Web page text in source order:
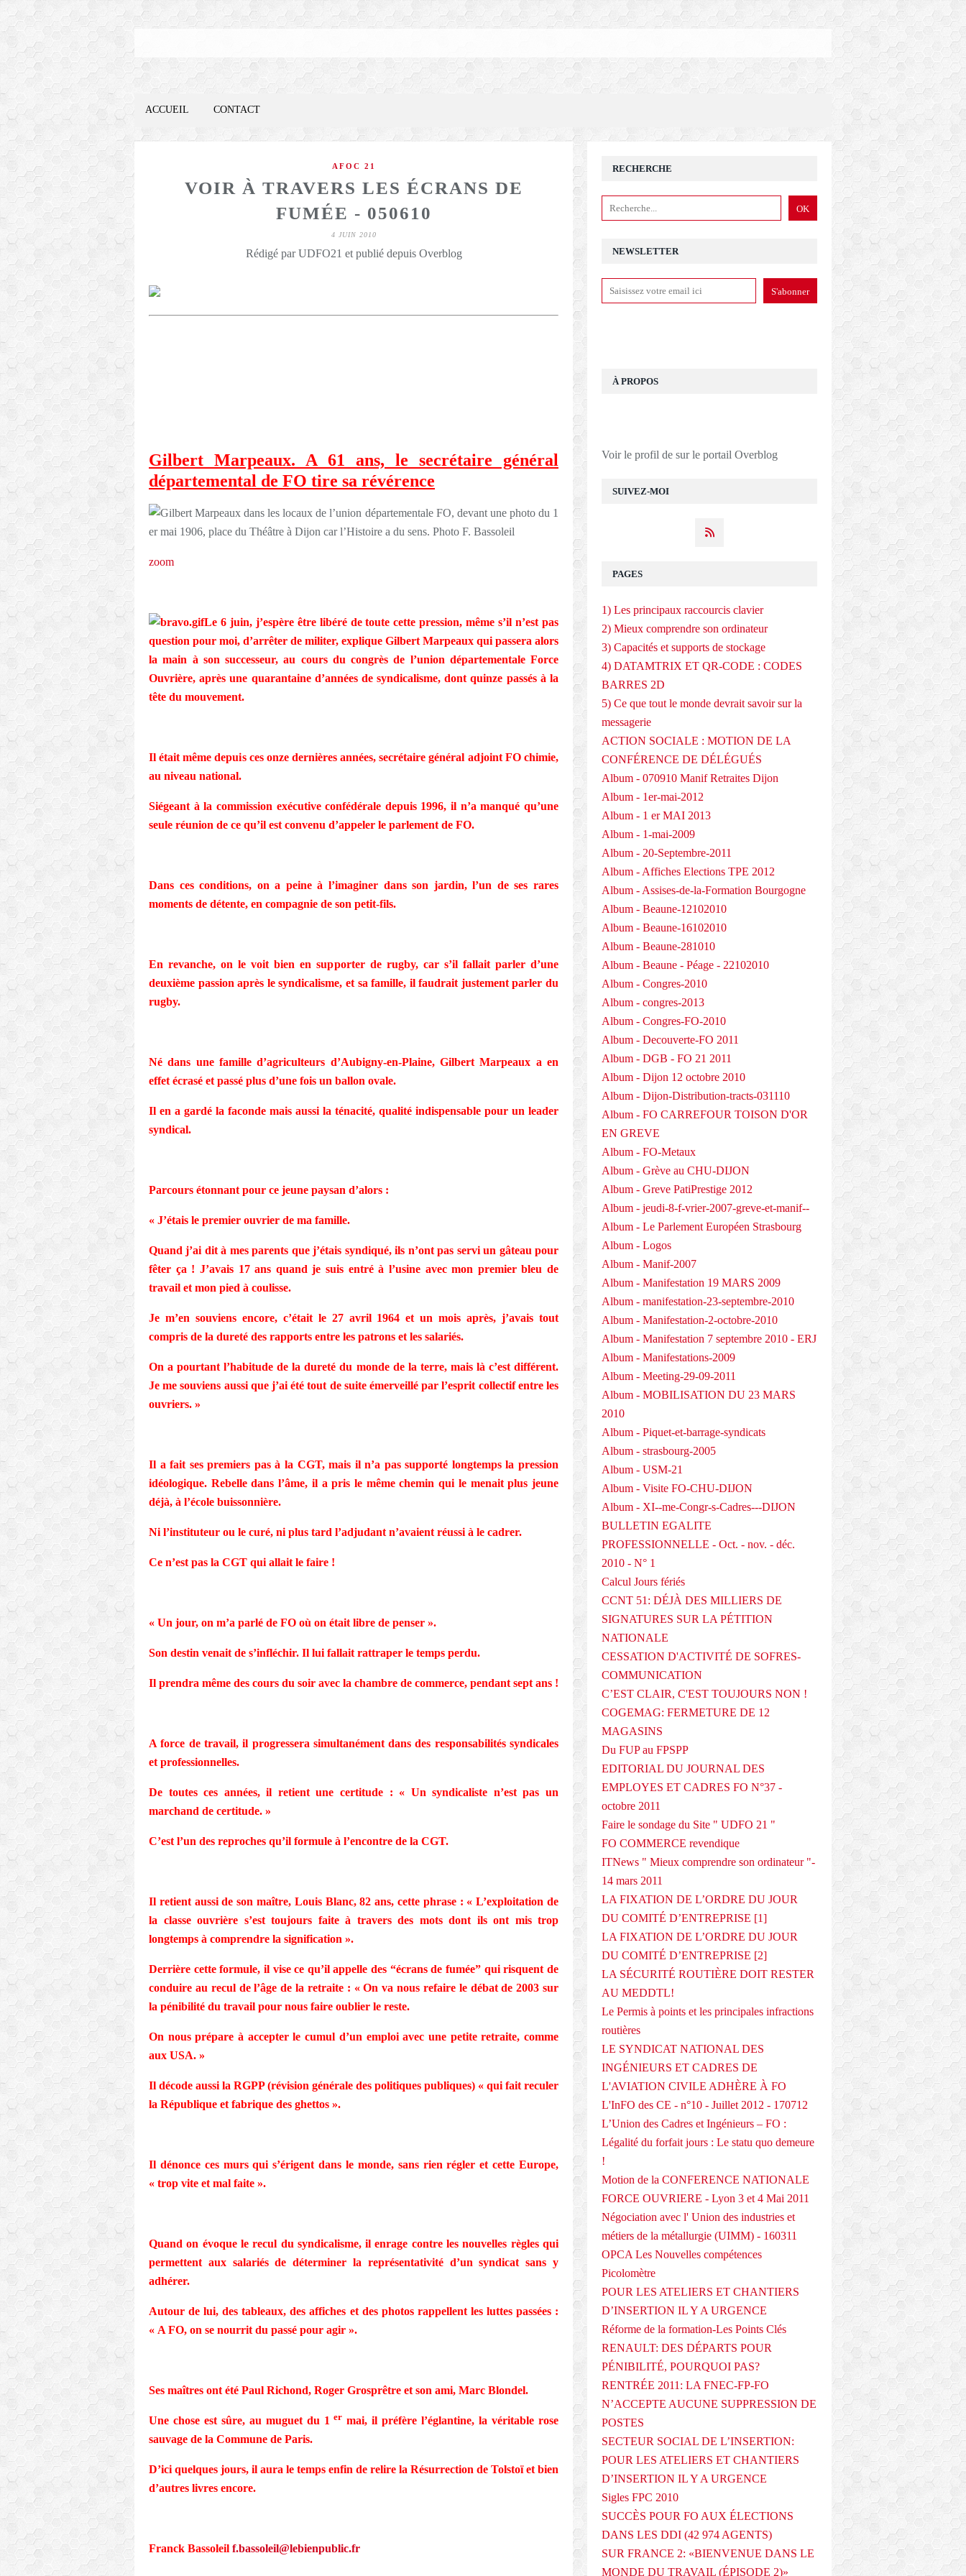
ACCUEIL CONTACT
AFOC 21
VOIR À TRAVERS LES ÉCRANS DE
FUMÉE - 050610
4 JUIN 2010
Rédigé par UDFO21 et publié depuis Overblog
Gilbert Marpeaux. A 61 ans, le secrétaire général
départemental de FO tire sa révérence
zoom
Le 6 juin, j’espère être libéré de toute cette pression, même s’il n’est pas
question pour moi, d’arrêter de militer, explique Gilbert Marpeaux qui passera alors
la main à son successeur, au cours du congrès de l’union départementale Force
Ouvrière, après une quarantaine d’années de syndicalisme, dont quinze passés à la
tête du mouvement.
Il était même depuis ces onze dernières années, secrétaire général adjoint FO chimie,
au niveau national.
Siégeant à la commission exécutive confédérale depuis 1996, il n’a manqué qu’une
seule réunion de ce qu’il est convenu d’appeler le parlement de FO.
Dans ces conditions, on a peine à l’imaginer dans son jardin, l’un de ses rares
moments de détente, en compagnie de son petit-fils.
En revanche, on le voit bien en supporter de rugby, car s’il fallait parler d’une
deuxième passion après le syndicalisme, et sa famille, il faudrait justement parler du
rugby.
Né dans une famille d’agriculteurs d’Aubigny-en-Plaine, Gilbert Marpeaux a en
effet écrasé et passé plus d’une fois un ballon ovale.
Il en a gardé la faconde mais aussi la ténacité, qualité indispensable pour un leader
syndical.
Parcours étonnant pour ce jeune paysan d’alors :
« J’étais le premier ouvrier de ma famille.
Quand j’ai dit à mes parents que j’étais syndiqué, ils n’ont pas servi un gâteau pour
fêter ça ! J’avais 17 ans quand je suis entré à l’usine avec mon premier bleu de
travail et mon pied à coulisse.
Je m’en souviens encore, c’était le 27 avril 1964 et un mois après, j’avais tout
compris de la dureté des rapports entre les patrons et les salariés.
On a pourtant l’habitude de la dureté du monde de la terre, mais là c’est différent.
Je me souviens aussi que j’ai été tout de suite émerveillé par l’esprit collectif entre les
ouvriers. »
Il a fait ses premiers pas à la CGT, mais il n’a pas supporté longtemps la pression
idéologique. Rebelle dans l’âme, il a pris le même chemin qui le menait plus jeune
déjà, à l’école buissonnière.
Ni l’instituteur ou le curé, ni plus tard l’adjudant n’avaient réussi à le cadrer.
Ce n’est pas la CGT qui allait le faire !
« Un jour, on m’a parlé de FO où on était libre de penser ».
Son destin venait de s’infléchir. Il lui fallait rattraper le temps perdu.
Il prendra même des cours du soir avec la chambre de commerce, pendant sept ans !
A force de travail, il progressera simultanément dans des responsabilités syndicales
et professionnelles.
De toutes ces années, il retient une certitude : « Un syndicaliste n’est pas un
marchand de certitude. »
C’est l’un des reproches qu’il formule à l’encontre de la CGT.
Il retient aussi de son maître, Louis Blanc, 82 ans, cette phrase : « L’exploitation de
la classe ouvrière s’est toujours faite à travers des mots dont ils ont mis trop
longtemps à comprendre la signification ».
Derrière cette formule, il vise ce qu’il appelle des “écrans de fumée” qui risquent de
conduire au recul de l’âge de la retraite : « On va nous refaire le débat de 2003 sur
la pénibilité du travail pour nous faire oublier le reste.
On nous prépare à accepter le cumul d’un emploi avec une petite retraite, comme
aux USA. »
Il décode aussi la RGPP (révision générale des politiques publiques) « qui fait reculer
la République et fabrique des ghettos ».
Il dénonce ces murs qui s’érigent dans le monde, sans rien régler et cette Europe,
« trop vite et mal faite ».
Quand on évoque le recul du syndicalisme, il enrage contre les nouvelles règles qui
permettent aux salariés de déterminer la représentativité d’un syndicat sans y
adhérer.
Autour de lui, des tableaux, des affiches et des photos rappellent les luttes passées :
« A FO, on se nourrit du passé pour agir ».
Ses maîtres ont été Paul Richond, Roger Grosprêtre et son ami, Marc Blondel.
Une chose est sûre, au muguet du 1er mai, il préfère l’églantine, la véritable rose
sauvage de la Commune de Paris.
D’ici quelques jours, il aura le temps enfin de relire la Résurrection de Tolstoï et bien
d’autres livres encore.
Franck Bassoleil f.bassoleil@lebienpublic.fr
NEWSLETTER
SUIVEZ-MOI
RECHERCHE
À PROPOS
Voir le profil de sur le portail Overblog
PAGES
1) Les principaux raccourcis clavier
2) Mieux comprendre son ordinateur
3) Capacités et supports de stockage
4) DATAMTRIX ET QR-CODE : CODES
BARRES 2D
5) Ce que tout le monde devrait savoir sur la
messagerie
ACTION SOCIALE : MOTION DE LA
CONFÉRENCE DE DÉLÉGUÉS
Album - 070910 Manif Retraites Dijon
Album - 1er-mai-2012
Album - 1 er MAI 2013
Album - 1-mai-2009
Album - 20-Septembre-2011
Album - Affiches Elections TPE 2012
Album - Assises-de-la-Formation Bourgogne
Album - Beaune-12102010
Album - Beaune-16102010
Album - Beaune-281010
Album - Beaune - Péage - 22102010
Album - Congres-2010
Album - congres-2013
Album - Congres-FO-2010
Album - Decouverte-FO 2011
Album - DGB - FO 21 2011
Album - Dijon 12 octobre 2010
Album - Dijon-Distribution-tracts-031110
Album - FO CARREFOUR TOISON D'OR
EN GREVE
Album - FO-Metaux
Album - Grève au CHU-DIJON
Album - Greve PatiPrestige 2012
Album - jeudi-8-f-vrier-2007-greve-et-manif--
Album - Le Parlement Européen Strasbourg
Album - Logos
Album - Manif-2007
Album - Manifestation 19 MARS 2009
Album - manifestation-23-septembre-2010
Album - Manifestation-2-octobre-2010
Album - Manifestation 7 septembre 2010 - ERJ
Album - Manifestations-2009
Album - Meeting-29-09-2011
Album - MOBILISATION DU 23 MARS
2010
Album - Piquet-et-barrage-syndicats
Album - strasbourg-2005
Album - USM-21
Album - Visite FO-CHU-DIJON
Album - XI--me-Congr-s-Cadres---DIJON
BULLETIN EGALITE
PROFESSIONNELLE - Oct. - nov. - déc.
2010 - N° 1
Calcul Jours fériés
CCNT 51: DÉJÀ DES MILLIERS DE
SIGNATURES SUR LA PÉTITION
NATIONALE
CESSATION D'ACTIVITÉ DE SOFRES-
COMMUNICATION
C’EST CLAIR, C'EST TOUJOURS NON !
COGEMAG: FERMETURE DE 12
MAGASINS
Du FUP au FPSPP
EDITORIAL DU JOURNAL DES
EMPLOYES ET CADRES FO N°37 -
octobre 2011
Faire le sondage du Site " UDFO 21 "
FO COMMERCE revendique
ITNews " Mieux comprendre son ordinateur "-
14 mars 2011
LA FIXATION DE L’ORDRE DU JOUR
DU COMITÉ D’ENTREPRISE [1]
LA FIXATION DE L’ORDRE DU JOUR
DU COMITÉ D’ENTREPRISE [2]
LA SÉCURITÉ ROUTIÈRE DOIT RESTER
AU MEDDTL!
Le Permis à points et les principales infractions
routières
LE SYNDICAT NATIONAL DES
INGÉNIEURS ET CADRES DE
L'AVIATION CIVILE ADHÈRE À FO
L'InFO des CE - n°10 - Juillet 2012 - 170712
L’Union des Cadres et Ingénieurs – FO :
Légalité du forfait jours : Le statu quo demeure
!
Motion de la CONFERENCE NATIONALE
FORCE OUVRIERE - Lyon 3 et 4 Mai 2011
Négociation avec l' Union des industries et
métiers de la métallurgie (UIMM) - 160311
OPCA Les Nouvelles compétences
Picolomètre
POUR LES ATELIERS ET CHANTIERS
D’INSERTION IL Y A URGENCE
Réforme de la formation-Les Points Clés
RENAULT: DES DÉPARTS POUR
PÉNIBILITÉ, POURQUOI PAS?
RENTRÉE 2011: LA FNEC-FP-FO
N’ACCEPTE AUCUNE SUPPRESSION DE
POSTES
SECTEUR SOCIAL DE L’INSERTION:
POUR LES ATELIERS ET CHANTIERS
D’INSERTION IL Y A URGENCE
Sigles FPC 2010
SUCCÈS POUR FO AUX ÉLECTIONS
DANS LES DDI (42 974 AGENTS)
SUR FRANCE 2: «BIENVENUE DANS LE
MONDE DU TRAVAIL (ÉPISODE 2)»